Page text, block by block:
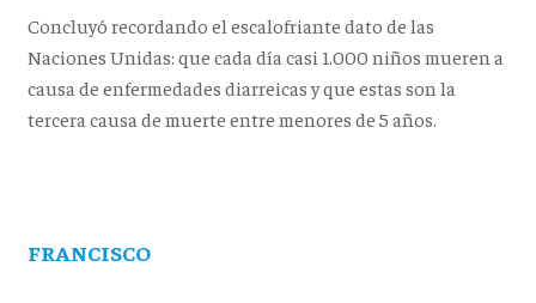
Concluyó recordando el escalofriante dato de las
Naciones Unidas: que cada día casi 1.000 niños mueren a
causa de enfermedades diarreicas y que estas son la
tercera causa de muerte entre menores de 5 años.
FRANCISCO